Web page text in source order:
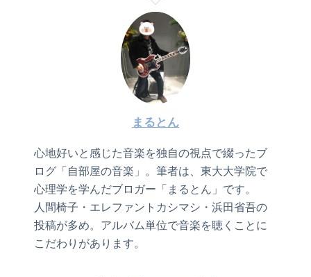
まるとん
心地好いと感じた音楽を独自の視点で綴ったブ
ログ「自部屋の音楽」。筆者は、東大大学院で
心理学を学んだブロガー「まるとん」です。
人間椅子・エレファントカシマシ・浜田省吾の
投稿が多め。アルバム単位で音楽を聴くことに
こだわりがあります。